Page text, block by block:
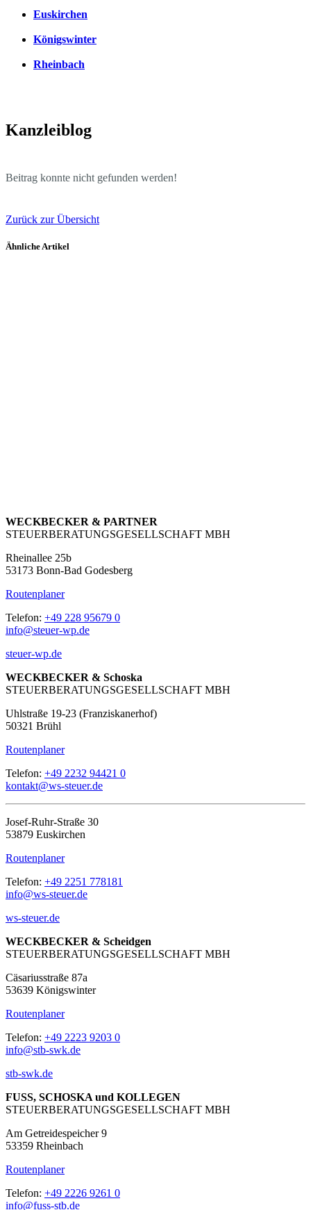
Euskirchen
Königswinter
Rheinbach
Kanzleiblog
Beitrag konnte nicht gefunden werden!
Zurück zur Übersicht
Ähnliche Artikel
WECKBECKER & PARTNER
STEUERBERATUNGSGESELLSCHAFT MBH
Rheinallee 25b
53173 Bonn-Bad Godesberg
Routenplaner
Telefon: +49 228 95679 0
info@steuer-wp.de
steuer-wp.de
WECKBECKER & Schoska
STEUERBERATUNGSGESELLSCHAFT MBH
Uhlstraße 19-23 (Franziskanerhof)
50321 Brühl
Routenplaner
Telefon: +49 2232 94421 0
kontakt@ws-steuer.de
Josef-Ruhr-Straße 30
53879 Euskirchen
Routenplaner
Telefon: +49 2251 778181
info@ws-steuer.de
ws-steuer.de
WECKBECKER & Scheidgen
STEUERBERATUNGSGESELLSCHAFT MBH
Cäsariusstraße 87a
53639 Königswinter
Routenplaner
Telefon: +49 2223 9203 0
info@stb-swk.de
stb-swk.de
FUSS, SCHOSKA und KOLLEGEN
STEUERBERATUNGSGESELLSCHAFT MBH
Am Getreidespeicher 9
53359 Rheinbach
Routenplaner
Telefon: +49 2226 9261 0
info@fuss-stb.de